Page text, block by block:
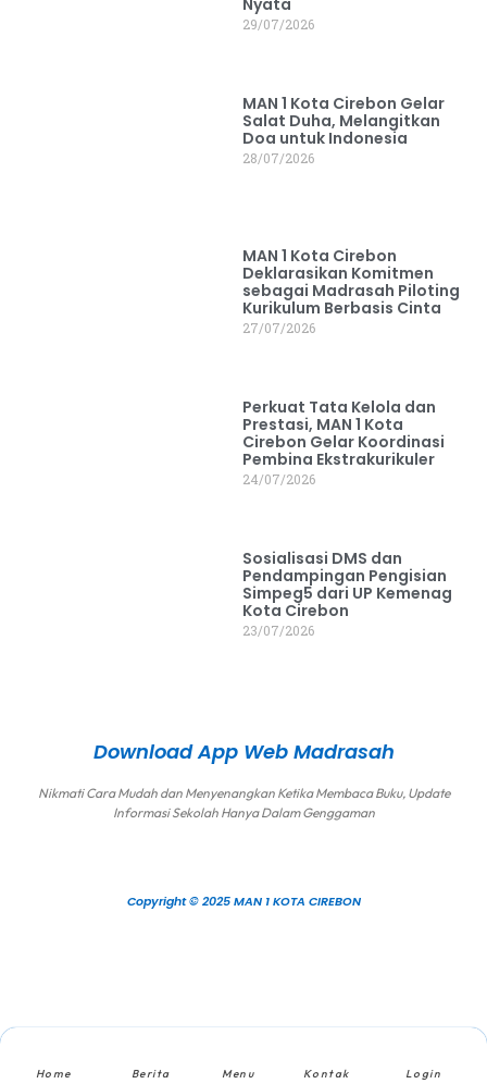
Nyata
29/07/2026
MAN 1 Kota Cirebon Gelar
Salat Duha, Melangitkan
Doa untuk Indonesia
28/07/2026
MAN 1 Kota Cirebon
Deklarasikan Komitmen
sebagai Madrasah Piloting
Kurikulum Berbasis Cinta
27/07/2026
Perkuat Tata Kelola dan
Prestasi, MAN 1 Kota
Cirebon Gelar Koordinasi
Pembina Ekstrakurikuler
24/07/2026
Sosialisasi DMS dan
Pendampingan Pengisian
Simpeg5 dari UP Kemenag
Kota Cirebon
23/07/2026
Download App Web Madrasah
Nikmati Cara Mudah dan Menyenangkan Ketika Membaca Buku, Update
Informasi Sekolah Hanya Dalam Genggaman
Copyright © 2025 MAN 1 KOTA CIREBON
Home Berita Menu Kontak Login